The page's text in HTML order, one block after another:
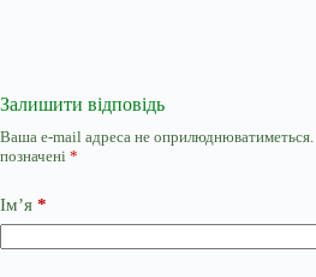
Залишити відповідь
Ваша e-mail адреса не оприлюднюватиметься.
позначені *
Ім’я *